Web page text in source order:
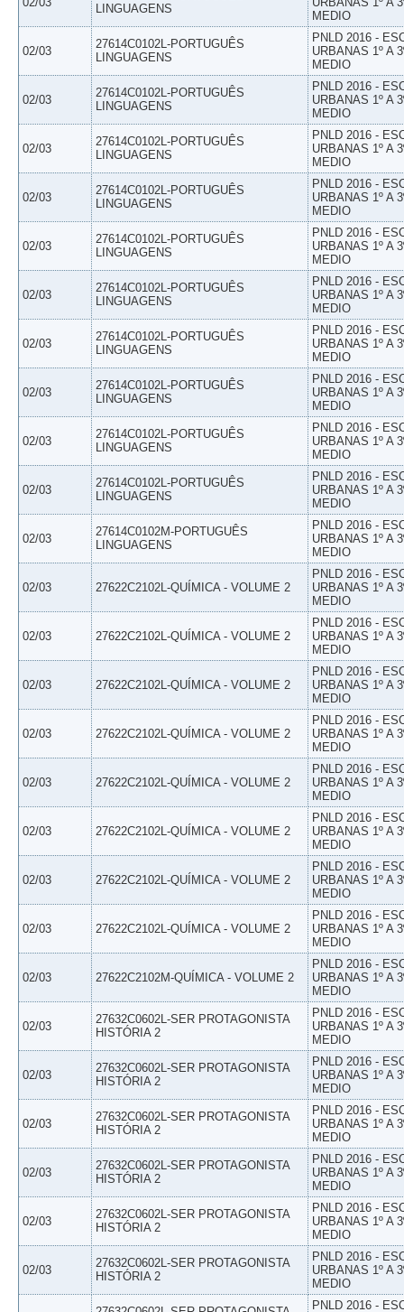
LINGUAGENS
MEDIO
02/03
27614C0102L-PORTUGUÊS
LINGUAGENS
PNLD 2016 -
URBANAS 1º A
MEDIO
02/03
27614C0102L-PORTUGUÊS
LINGUAGENS
PNLD 2016 -
URBANAS 1º A
MEDIO
02/03
27614C0102L-PORTUGUÊS
LINGUAGENS
PNLD 2016 -
URBANAS 1º A
MEDIO
02/03
27614C0102L-PORTUGUÊS
LINGUAGENS
PNLD 2016 -
URBANAS 1º A
MEDIO
02/03
27614C0102L-PORTUGUÊS
LINGUAGENS
PNLD 2016 -
URBANAS 1º A
MEDIO
02/03
27614C0102L-PORTUGUÊS
LINGUAGENS
PNLD 2016 -
URBANAS 1º A
MEDIO
02/03
27614C0102L-PORTUGUÊS
LINGUAGENS
PNLD 2016 -
URBANAS 1º A
MEDIO
02/03
27614C0102L-PORTUGUÊS
LINGUAGENS
PNLD 2016 -
URBANAS 1º A
MEDIO
02/03
27614C0102L-PORTUGUÊS
LINGUAGENS
PNLD 2016 -
URBANAS 1º A
MEDIO
02/03
27614C0102L-PORTUGUÊS
LINGUAGENS
PNLD 2016 -
URBANAS 1º A
MEDIO
02/03
27614C0102M-PORTUGUÊS
LINGUAGENS
PNLD 2016 -
URBANAS 1º A
MEDIO
02/03 27622C2102L-QUÍMICA - VOLUME 2
PNLD 2016 -
URBANAS 1º A
MEDIO
02/03 27622C2102L-QUÍMICA - VOLUME 2
PNLD 2016 -
URBANAS 1º A
MEDIO
02/03 27622C2102L-QUÍMICA - VOLUME 2
PNLD 2016 -
URBANAS 1º A
MEDIO
02/03 27622C2102L-QUÍMICA - VOLUME 2
PNLD 2016 -
URBANAS 1º A
MEDIO
02/03 27622C2102L-QUÍMICA - VOLUME 2
PNLD 2016 -
URBANAS 1º A
MEDIO
02/03 27622C2102L-QUÍMICA - VOLUME 2
PNLD 2016 -
URBANAS 1º A
MEDIO
02/03 27622C2102L-QUÍMICA - VOLUME 2
PNLD 2016 -
URBANAS 1º A
MEDIO
02/03 27622C2102L-QUÍMICA - VOLUME 2
PNLD 2016 -
URBANAS 1º A
MEDIO
02/03 27622C2102M-QUÍMICA - VOLUME 2
PNLD 2016 -
URBANAS 1º A
MEDIO
02/03
27632C0602L-SER PROTAGONISTA
HISTÓRIA 2
PNLD 2016 -
URBANAS 1º A
MEDIO
02/03
27632C0602L-SER PROTAGONISTA
HISTÓRIA 2
PNLD 2016 -
URBANAS 1º A
MEDIO
02/03
27632C0602L-SER PROTAGONISTA
HISTÓRIA 2
PNLD 2016 -
URBANAS 1º A
MEDIO
02/03
27632C0602L-SER PROTAGONISTA
HISTÓRIA 2
PNLD 2016 -
URBANAS 1º A
MEDIO
02/03
27632C0602L-SER PROTAGONISTA
HISTÓRIA 2
PNLD 2016 -
URBANAS 1º A
MEDIO
02/03
27632C0602L-SER PROTAGONISTA
HISTÓRIA 2
PNLD 2016 -
URBANAS 1º A
MEDIO
PNLD 2016 -